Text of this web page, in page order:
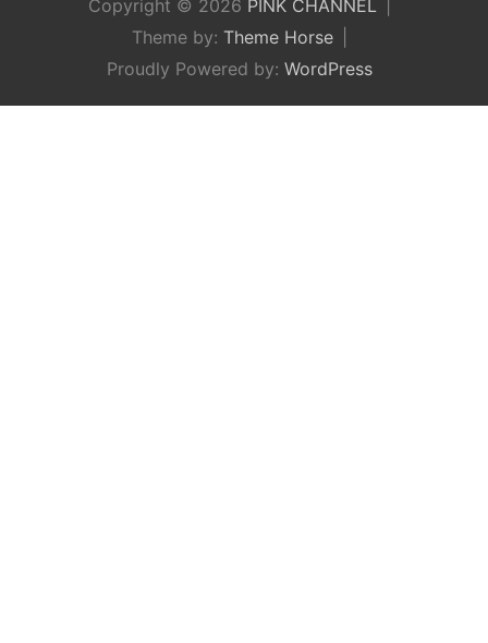
Copyright © 2026 PINK CHANNEL
Theme by: Theme Horse
Proudly Powered by: WordPress